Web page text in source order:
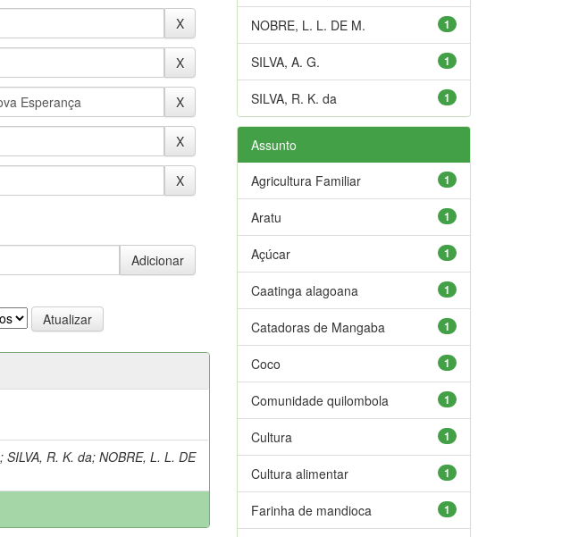
;SILVA, R. K. da;NOBRE, L. L. DE
1
NOBRE, L. L. DE M.
1
SILVA, A. G.
1
SILVA, R. K. da
Assunto
1
Agricultura Familiar
1
Aratu
1
Açúcar
1
Caatinga alagoana
1
Catadoras de Mangaba
1
Coco
1
Comunidade quilombola
1
Cultura
1
Cultura alimentar
1
Farinha de mandioca